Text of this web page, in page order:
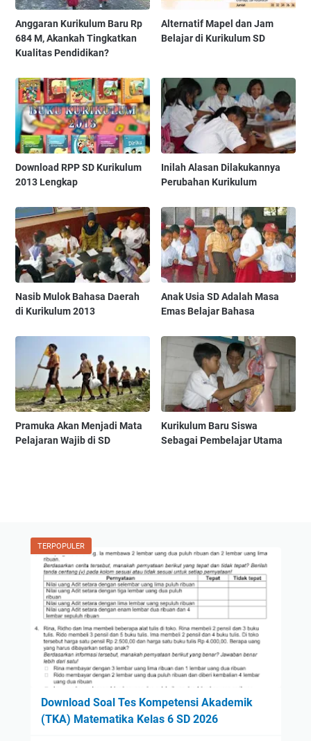
Anggaran Kurikulum Baru Rp
684 M, Akankah Tingkatkan
Kualitas Pendidikan?
Alternatif Mapel dan Jam
Belajar di Kurikulum SD
Download RPP SD Kurikulum
2013 Lengkap
Inilah Alasan Dilakukannya
Perubahan Kurikulum
Nasib Mulok Bahasa Daerah
di Kurikulum 2013
Anak Usia SD Adalah Masa
Emas Belajar Bahasa
Pramuka Akan Menjadi Mata
Pelajaran Wajib di SD
Kurikulum Baru Siswa
Sebagai Pembelajar Utama
TERPOPULER
Download Soal Tes Kompetensi Akademik
(TKA) Matematika Kelas 6 SD 2026